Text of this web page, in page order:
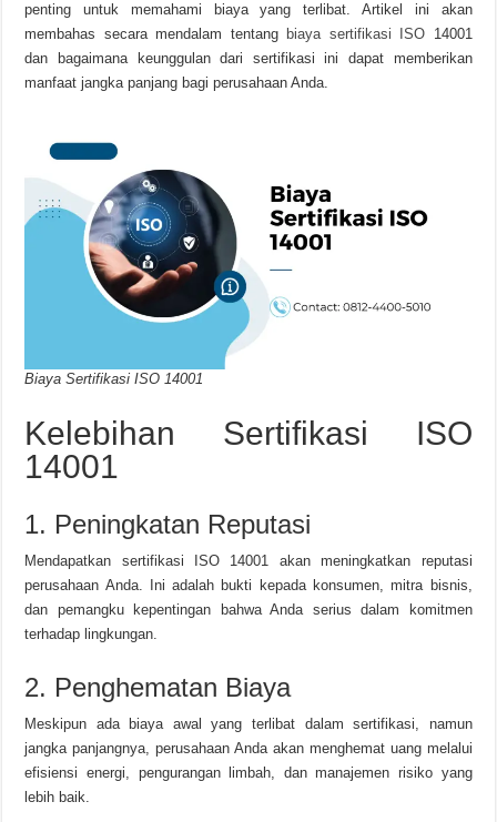
penting untuk memahami biaya yang terlibat. Artikel ini akan
membahas secara mendalam tentang biaya sertifikasi ISO 14001
dan bagaimana keunggulan dari sertifikasi ini dapat memberikan
manfaat jangka panjang bagi perusahaan Anda.
Biaya Sertifikasi ISO 14001
Kelebihan Sertifikasi ISO
14001
1. Peningkatan Reputasi
Mendapatkan sertifikasi ISO 14001 akan meningkatkan reputasi
perusahaan Anda. Ini adalah bukti kepada konsumen, mitra bisnis,
dan pemangku kepentingan bahwa Anda serius dalam komitmen
terhadap lingkungan.
2. Penghematan Biaya
Meskipun ada biaya awal yang terlibat dalam sertifikasi, namun
jangka panjangnya, perusahaan Anda akan menghemat uang melalui
efisiensi energi, pengurangan limbah, dan manajemen risiko yang
lebih baik.